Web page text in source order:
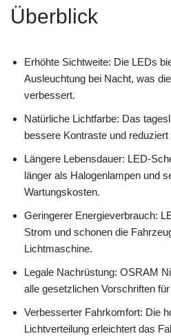
Überblick
Erhöhte Sichtweite: Die LEDs
Ausleuchtung bei Nacht, was
verbessert.
Natürliche Lichtfarbe: Das
bessere Kontraste und reduziert
Längere Lebensdauer: LED-
länger als Halogenlampen und
Wartungskosten.
Geringerer Energieverbrauch:
Strom und schonen die
Lichtmaschine.
Legale Nachrüstung: OSRAM
alle gesetzlichen Vorschriften
Verbesserter Fahrkomfort: Die
Lichtverteilung erleichtert das